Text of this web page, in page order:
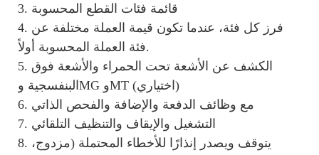
3. قائمة فئات القطع المحسوبة
4. فرز كل فئة، عندما تكون قيمة العملة مختلفة عن
فئة العملة المحسوبة أولاً.
5. الكشف عن الأشعة تحت الحمراء والأشعة فوق
البنفسجية وMG وMT (اختياري)
6. مع وظائف الدفعة والإضافة والفحص الذاتي
7. التشغيل والإيقاف والتنظيف التلقائي
8. يتوقف ويصدر إنذارًا للأخطاء المحتملة (مزدوج،